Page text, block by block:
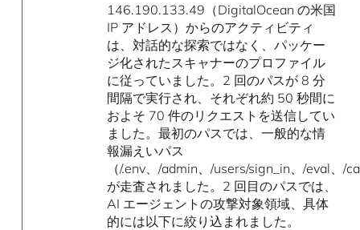
146.190.133.49（DigitalOcean の米国
IP アドレス）からのアクティビティ
は、対話的な探索ではなく、パッケー
ジ化されたスキャナーのプロファイル
に従っていました。2 回のパスが 8 分
間隔で実行され、それぞれ約 50 秒間に
およそ 70 件のリクエストを送信してい
ました。最初のパスでは、一般的な情
報漏えいパス
（/.env、/admin、/users/sign_in、/eval、/
が走査されました。2 回目のパスでは、
AI エージェントの攻撃対象領域、具体
的には以下に絞り込まれました。